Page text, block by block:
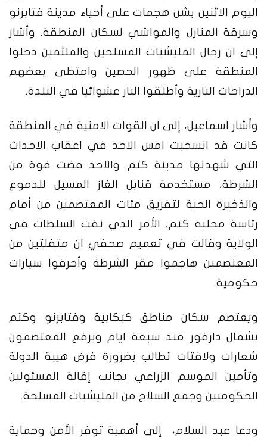
اليوم الاثنين بشن هجمات على أحياء مدينة فتابرنو
وسرقة المنازل والمواشي لسكان المنطقة. وأشار
إلى ان رجال المليشيات المسلحين والملثمين دخلوا
المنطقة على ظهور الحصين وامتطى بعضهم
الدراجات النارية وأطلقوا النار عشوائيا في البلدة.
وأشار اسماعيل، إلى ان القوات الامنية في المنطقة
كانت قد انسحبت امس الاحد في اعقاب الاحداث
التي شهدتها مدينة كتم. والاحد فضت قوة من
الشرطة، مستخدمة قنابل الغاز المسيل للدموع
والذخيرة الحية لتفريق مئات المعتصمين من أمام
رئاسة محلية كتم، الأمر الذي نفت السلطات في
الولاية وقالت في تعميم صحفي ان متفلتين من
المعتصمين هاجموا مقر الشرطة وأحرقوا سيارات
حكومية.
ويعتصم سكان مناطق كبكابية وفتابرنو وكتم
بشمال دارفور منذ سبعة ايام ويرفع المعتصمون
شعارات ولافتات تطالب بضرورة فرض هيبة الدولة
وتأمين الموسم الزراعي بجانب إقالة المسئولين
الحكوميين وجمع السلاح من المليشيات المسلحة.
ودعا عبد السلام، إلى أهمية توفر الأمن وحماية